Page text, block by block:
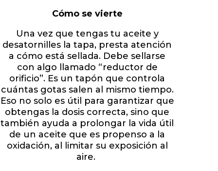
Cómo se vierte
Una vez que tengas tu aceite y
desatornilles la tapa, presta atención
a cómo está sellada. Debe sellarse
con algo llamado “reductor de
orificio”. Es un tapón que controla
cuántas gotas salen al mismo tiempo.
Eso no solo es útil para garantizar que
obtengas la dosis correcta, sino que
también ayuda a prolongar la vida útil
de un aceite que es propenso a la
oxidación, al limitar su exposición al
aire.